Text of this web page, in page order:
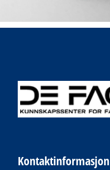
Kontaktinformasjon